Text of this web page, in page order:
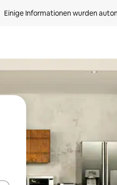
Einige Informationen wurden